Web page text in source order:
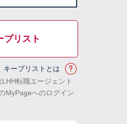
プリスト
キープリストとは
転職エージェント
MyPageへのログイン